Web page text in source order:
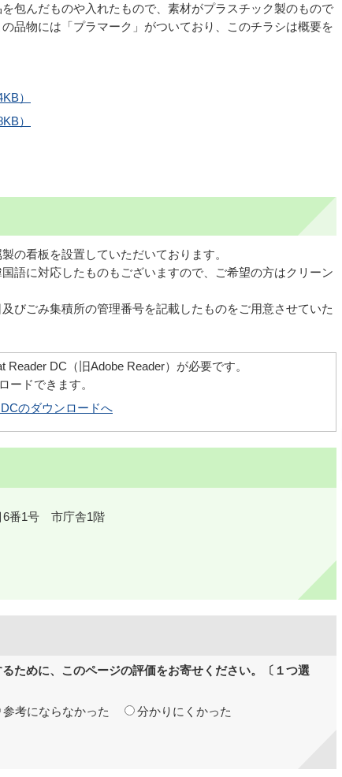
包んだものや入れたもので、素材がプラスチック製のもので
品物には「プラマーク」がついており、このチラシは概要を
）
）
の看板を設置していただいております。
語に対応したものもございますので、ご希望の方はクリーン
びごみ集積所の管理番号を記載したものをご用意させていた
DC（旧Adobe Reader）が必要です。
ードできます。
のダウンロードへ
6番1号 市庁舎1階
ために、このページの評価をお寄せください。〔１つ選
参考にならなかった 分かりにくかった